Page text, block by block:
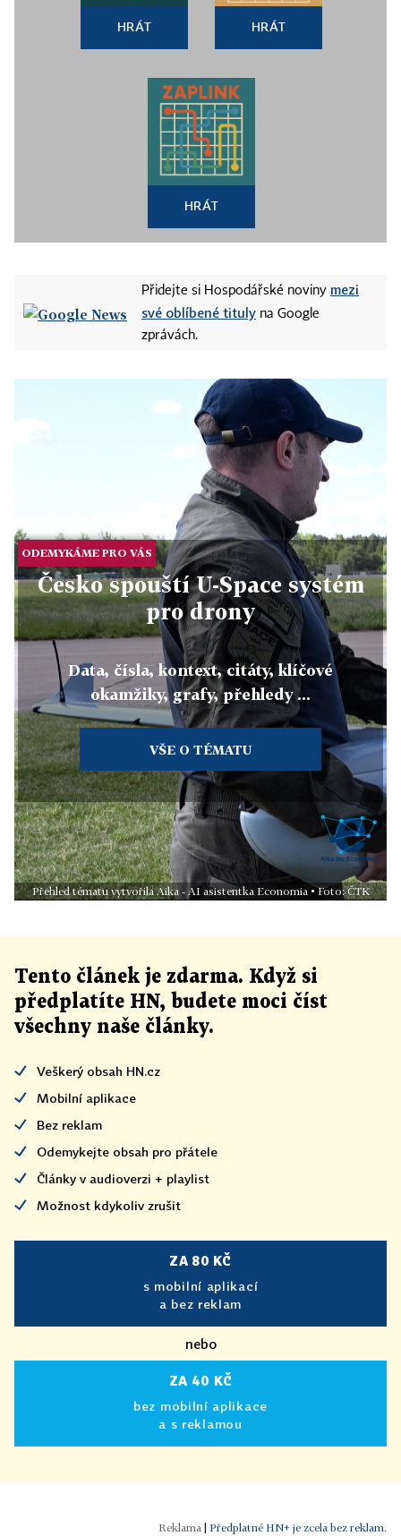
HRÁT HRÁT
HRÁT
Přidejte si Hospodářské noviny mezi
své oblíbené tituly na Google
zprávách.
ODEMYKÁME PRO VÁS
Česko spouští U-Space systém
pro drony
Data, čísla, kontext, citáty, klíčové
okamžiky, grafy, přehledy ...
VŠE O TÉMATU
Přehled tématu vytvořila Aika - AI asistentka Economia • Foto: ČTK
Tento článek je zdarma. Když si
předplatíte HN, budete moci číst
všechny naše články.
Veškerý obsah HN.cz
Mobilní aplikace
Bez reklam
Odemykejte obsah pro přátele
Články v audioverzi + playlist
Možnost kdykoliv zrušit
ZA 80 KČ
s mobilní aplikací
a bez reklam
nebo
ZA 40 KČ
bez mobilní aplikace
a s reklamou
| Předplatné HN+ je zcela bez reklam.